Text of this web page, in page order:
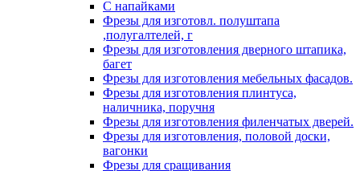
С напайками
Фрезы для изготовл. полуштапа
,полугалтелей, г
Фрезы для изготовления дверного штапика,
багет
Фрезы для изготовления мебельных фасадов.
Фрезы для изготовления плинтуса,
наличника, поручня
Фрезы для изготовления филенчатых дверей.
Фрезы для изготовления, половой доски,
вагонки
Фрезы для сращивания